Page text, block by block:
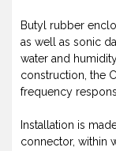
Butyl rubber
as well as sonic
water and
construction, the
frequency
Installation is
connector, within